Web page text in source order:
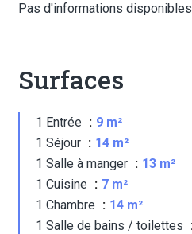
Pas d'informations disponibles
Surfaces
1 Entrée
9 m²
1 Séjour
14 m²
1 Salle à manger
13 m²
1 Cuisine
7 m²
1 Chambre
14 m²
1 Salle de bains / toilettes